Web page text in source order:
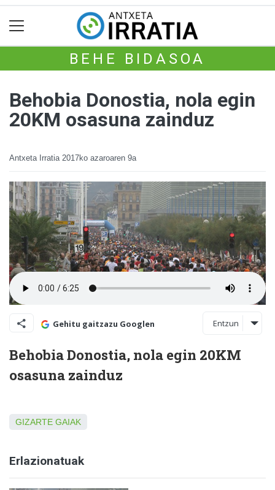
BEHE BIDASOA
Behobia Donostia, nola egin
20KM osasuna zainduz
Antxeta Irratia 2017ko azaroaren 9a
Gehitu gaitzazu Googlen Entzun
Behobia Donostia, nola egin 20KM
osasuna zainduz
GIZARTE GAIAK
Erlazionatuak